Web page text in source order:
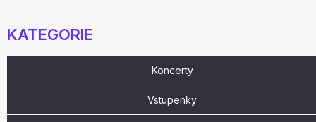
KATEGORIE
Koncerty
Vstupenky